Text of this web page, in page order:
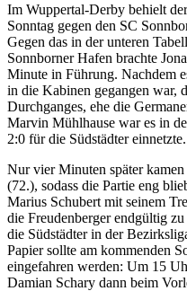
Im Wuppertal-Derby behielt
Sonntag gegen den SC
Gegen das in der unteren
Sonnborner Hafen brachte
Minute in Führung. Nachdem
in die Kabinen gegangen war,
Durchganges, ehe die
Marvin Mühlhause war es in
2:0 für die Südstädter einnetzte.
Nur vier Minuten später
(72.), sodass die Partie eng
Marius Schubert mit seinem
die Freudenberger endgültig
die Südstädter in der
Papier sollte am kommenden
eingefahren werden: Um 15
Damian Schary dann beim